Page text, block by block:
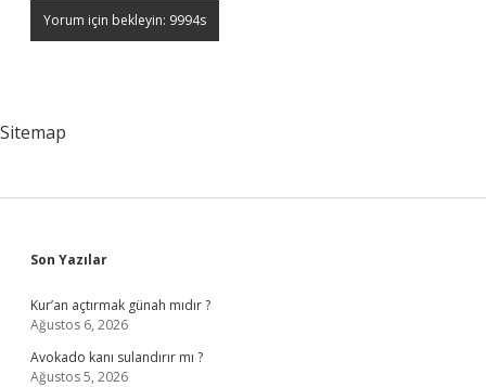
Sitemap
Sidebar
Son Yazılar
Kur’an açtırmak günah mıdır ?
Ağustos 6, 2026
Avokado kanı sulandırır mı ?
Ağustos 5, 2026